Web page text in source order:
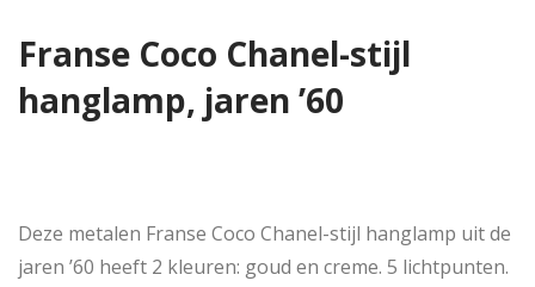
Franse Coco Chanel-stijl
hanglamp, jaren ’60
Deze metalen Franse Coco Chanel-stijl hanglamp uit de
jaren ’60 heeft 2 kleuren: goud en creme. 5 lichtpunten.